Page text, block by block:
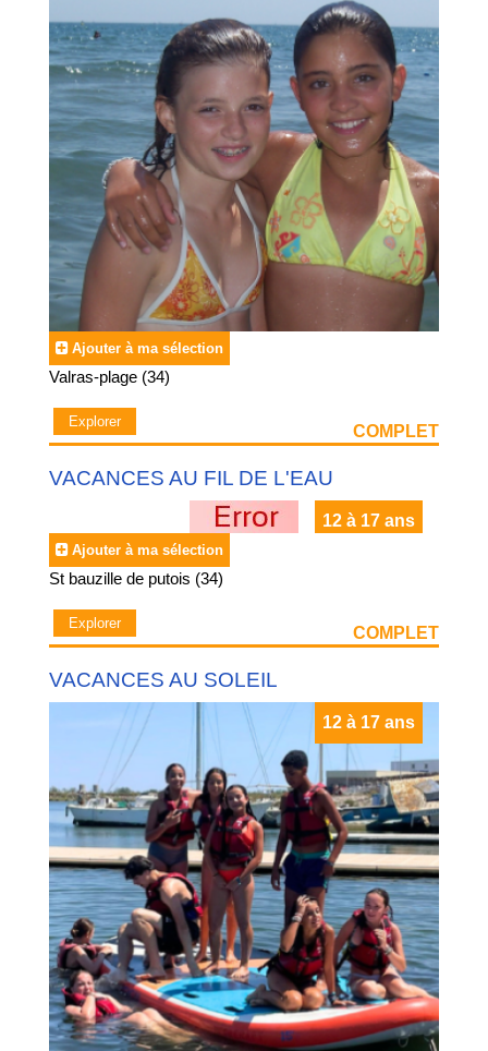
Ajouter à ma sélection
Valras-plage (34)
Explorer
COMPLET
VACANCES AU FIL DE L'EAU
12 à 17 ans
Ajouter à ma sélection
St bauzille de putois (34)
Explorer
COMPLET
VACANCES AU SOLEIL
12 à 17 ans